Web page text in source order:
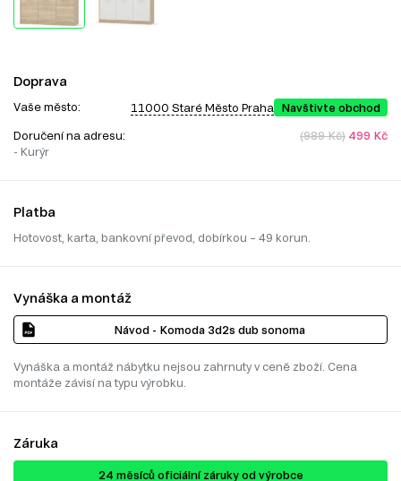
Doprava
Vaše město: 11000 Staré Město Praha Navštivte obchod
Doručení na adresu:
- Kurýr
(989 Kč) 499 Kč
Platba
Hotovost, karta, bankovní převod, dobírkou – 49 korun.
Vynáška a montáž
Návod - Komoda 3d2s dub sonoma
Vynáška a montáž nábytku nejsou zahrnuty v ceně zboží. Cena
montáže závisí na typu výrobku.
Záruka
24 ​​​​měsíců oficiální záruky od výrobce